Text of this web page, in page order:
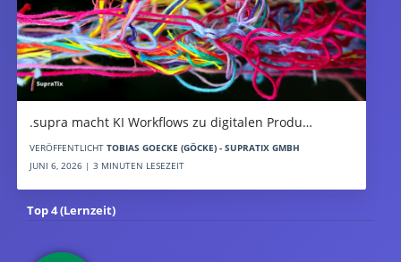
.supra macht KI Workflows zu digitalen Produ…
VERÖFFENTLICHT TOBIAS GOECKE (GÖCKE) - SUPRATIX GMBH
JUNI 6, 2026 | 3 MINUTEN LESEZEIT
Top 4 (Lernzeit)